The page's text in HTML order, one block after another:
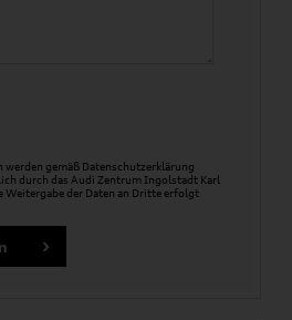
werden gemäß Datenschutzerklärung
durch das Audi Zentrum Ingolstadt Karl
Weitergabe der Daten an Dritte erfolgt